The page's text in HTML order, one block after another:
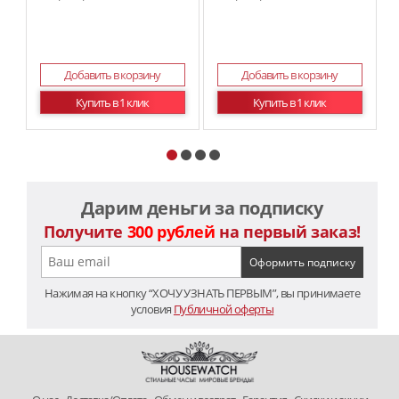
Добавить в корзину
Купить в 1 клик
Добавить в корзину
Купить в 1 клик
Дарим деньги за подписку
Получите 300 рублей на первый заказ!
Нажимая на кнопку “ХОЧУ УЗНАТЬ ПЕРВЫМ”, вы принимаете
условия Публичной оферты